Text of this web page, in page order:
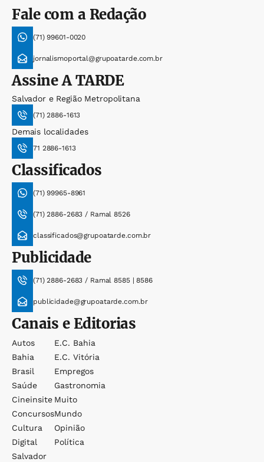
Fale com a Redação
(71) 99601-0020
jornalismoportal@grupoatarde.com.br
AssineA TARDE
Salvador e Região Metropolitana
(71) 2886-1613
Demais localidades
71 2886-1613
Classificados
(71) 99965-8961
(71) 2886-2683 / Ramal 8526
classificados@grupoatarde.com.br
Publicidade
(71) 2886-2683 / Ramal 8585 | 8586
publicidade@grupoatarde.com.br
Canais e Editorias
Autos
Bahia
Brasil
Saúde
Cineinsite
Concursos
Cultura
Digital
Salvador
E.c. Bahia
E.c. Vitória
Empregos
Gastronomia
Muito
Mundo
Opinião
Política